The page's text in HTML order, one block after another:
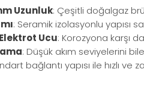
Uzunluk: Çeşitli doğalgaz
: Seramik izolasyonlu yapısı
Ucu: Korozyona karşı
: Düşük akım seviyelerini
bağlantı yapısı ile hızlı ve